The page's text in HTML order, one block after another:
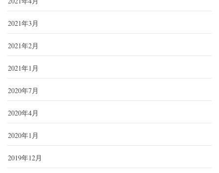
2021年3月
2021年2月
2021年1月
2020年7月
2020年4月
2020年1月
2019年12月